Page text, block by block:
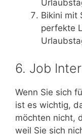
Bikini mit
perfekte
6. Job
Wenn Sie sich
ist es wichtig,
möchten nicht,
weil Sie sich